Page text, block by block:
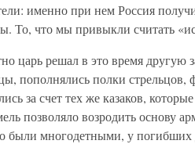
именно при нем Россия
То, что мы привыкли считать
царь решал в это время другую
пополнялись полки
за счет тех же казаков,
позволяло возродить основу
были многодетными, у погибших